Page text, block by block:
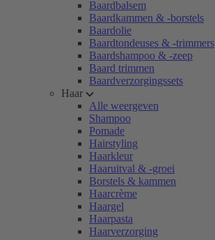
Baardbalsem
Baardkammen & -borstels
Baardolie
Baardtondeuses & -trimmers
Baardshampoo & -zeep
Baard trimmen
Baardverzorgingssets
Haar
Alle weergeven
Shampoo
Pomade
Hairstyling
Haarkleur
Haaruitval & -groei
Borstels & kammen
Haarcrème
Haargel
Haarpasta
Haarverzorging